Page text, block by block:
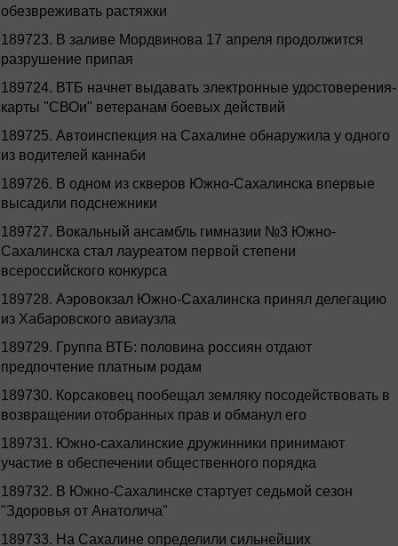
обезвреживать растяжки
189723. В заливе Мордвинова 17 апреля продолжится
разрушение припая
189724. ВТБ начнет выдавать электронные удостоверения-
карты "СВОи" ветеранам боевых действий
189725. Автоинспекция на Сахалине обнаружила у одного
из водителей каннаби
189726. В одном из скверов Южно-Сахалинска впервые
высадили подснежники
189727. Вокальный ансамбль гимназии №3 Южно-
Сахалинска стал лауреатом первой степени
всероссийского конкурса
189728. Аэровокзал Южно-Сахалинска принял делегацию
из Хабаровского авиаузла
189729. Группа ВТБ: половина россиян отдают
предпочтение платным родам
189730. Корсаковец пообещал земляку посодействовать в
возвращении отобранных прав и обманул его
189731. Южно-сахалинские дружинники принимают
участие в обеспечении общественного порядка
189732. В Южно-Сахалинске стартует седьмой сезон
"Здоровья от Анатолича"
189733. На Сахалине определили сильнейших